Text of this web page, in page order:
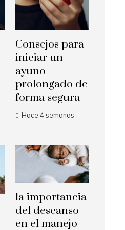
Consejos para
iniciar un
ayuno
prolongado de
forma segura
Hace 4 semanas
la importancia
del descanso
en el manejo